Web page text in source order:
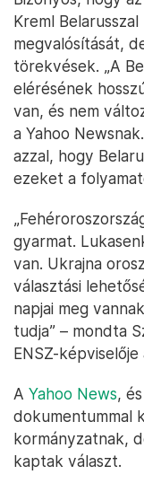
Kreml
megvalósítását,
törekvések. „A
elérésének
van, és nem
a Yahoo
azzal, hogy
ezeket a
gyarmat.
van. Ukrajna
választási
napjai meg
tudja” – mondta
ENSZ-képviselője
A Yahoo News,
dokumentummal
kormányzatnak,
kaptak választ.